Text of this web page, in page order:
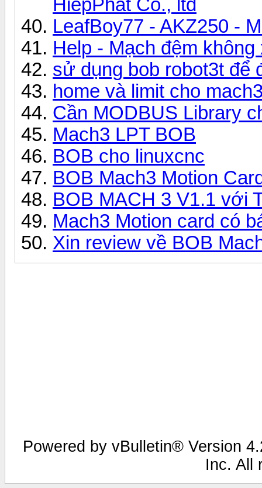
HiepPhat Co., ltd
LeafBoy77 - AKZ250 -
Help - Mạch đệm không
sử dụng bob robot3t để
home và limit cho
Cần MODBUS Library
Mach3 LPT BOB
BOB cho linuxcnc
BOB Mach3 Motion
BOB MACH 3 V1.1 với
Mach3 Motion card có
Xin review về BOB
Powered by vBulletin® Version
Inc. All